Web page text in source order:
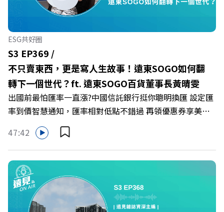
遠見雜誌總編輯 林讓均 與談人／薩提爾模式溝通引導師、
作者 李崇義、謝佳芸 +++++ 🫧清除腦袋的盲點，也順手理
清生活的雜亂。 點開看質感養成術>>
https://gvmkt.pse.is/9al3px ✨關注《遠見》更多的社群：
LINE：https://reurl.cc/A4ELQp IG：
https://bit.ly/3AjBWNV YT：https://bit.ly/38jNi9k
Powered by Firstory Hosting
ESG共好圈
S3 EP369 /
不只賣東西，更是寫人生故事！遠東SOGO如何翻
轉下一個世代？ft. 遠東SOGO百貨董事長黃晴雯
出國前最怕匯率一直漲?中國信託銀行挺你聰明換匯 設定匯
率到價智慧通知，匯率相對低點不錯過 再領優惠券享美金
最高減3分等優惠 立即設定： https://fstry.pse.is/9d7lr7
投資外幣如幣別轉換可能產生匯兌損失，應評估涉及自身情
況審慎投資。 完整注意事項詳見網站資訊。 —— 以上為
Firstory Podcast 廣告 —— 在永續減碳、綠色消費與友善
職場的變革浪潮下，傳統大流量、高耗能的百貨零售業該如
何轉型突圍？ 本集《遠見ON AIR》邀請到遠東SOGO百貨
董事長黃晴雯，帶你解析遠東SOGO如何透過戰略布局，打
47:42